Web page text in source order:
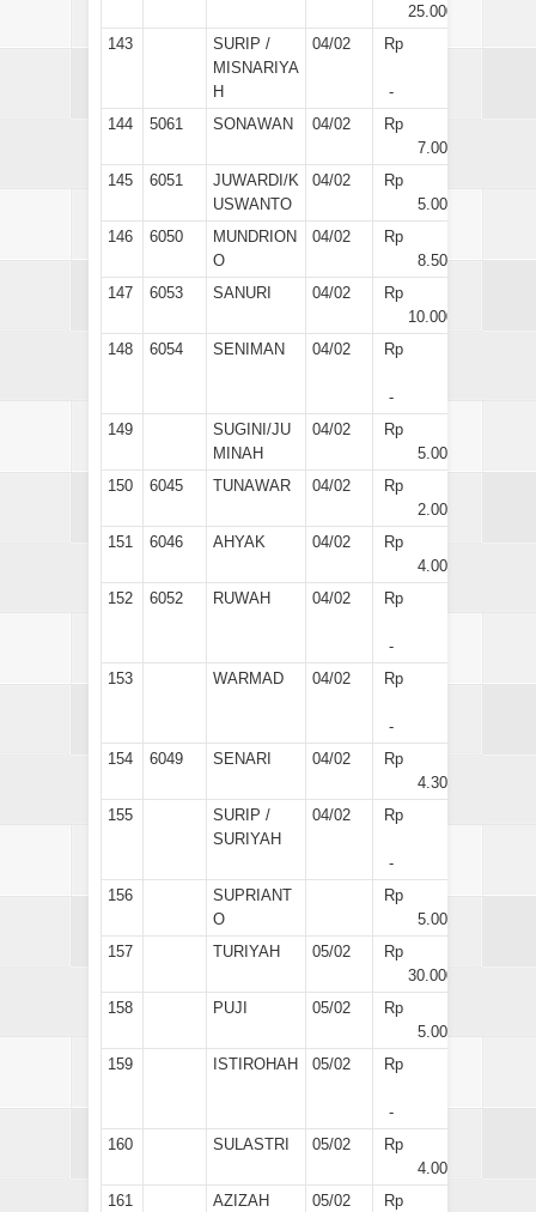
25.000
143
SURIP /
MISNARIYA
H
04/02 Rp
-
144
5061 SONAWAN 04/02
Rp
7.000
145
6051
JUWARDI/K
USWANTO
04/02
Rp
5.000
146
6050
MUNDRION
O
04/02
Rp
8.500
147
6053 SANURI 04/02
Rp
10.000
148
6054 SENIMAN 04/02 Rp
-
149
SUGINI/JU
MINAH
04/02
Rp
5.000
150
6045 TUNAWAR 04/02
Rp
2.000
151
6046 AHYAK 04/02
Rp
4.000
152
6052 RUWAH 04/02 Rp
-
153
WARMAD 04/02 Rp
-
154
6049 SENARI 04/02
Rp
4.300
155
SURIP /
SURIYAH
04/02 Rp
-
156
SUPRIANT
O
Rp
5.000
157
TURIYAH 05/02
Rp
30.000
158
PUJI 05/02
Rp
5.000
159
ISTIROHAH 05/02 Rp
-
160
SULASTRI 05/02
Rp
4.000
161
AZIZAH 05/02
Rp